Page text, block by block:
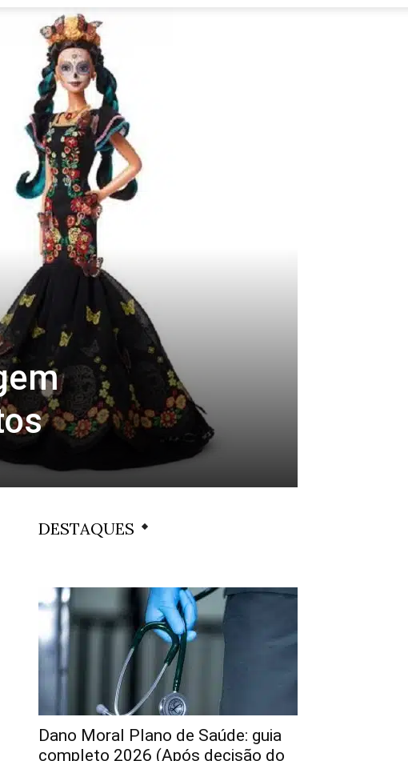
DESTAQUES
Dano Moral Plano de Saúde: guia
completo 2026 (Após decisão do